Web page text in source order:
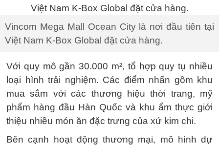
Vincom Mega Mall Ocean City là nơi đầu tiên tại
Việt Nam K-Box Global đặt cửa hàng.
Với quy mô gần 30.000 m², tổ hợp quy tụ nhiều
loại hình trải nghiệm. Các điểm nhấn gồm khu
mua sắm với các thương hiệu thời trang, mỹ
phẩm hàng đầu Hàn Quốc và khu ẩm thực giới
thiệu nhiều món ăn đặc trưng của xứ kim chi.
Bên cạnh hoạt động thương mại, mô hình dự